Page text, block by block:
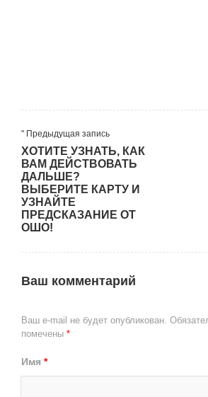
" Предыдущая запись
ХОТИТЕ УЗНАТЬ, КАК
ВАМ ДЕЙСТВОВАТЬ
ДАЛЬШЕ?
ВЫБЕРИТЕ КАРТУ И
УЗНАЙТЕ
ПРЕДСКАЗАНИЕ ОТ
ОШО!
Ваш комментарий
Ваш e-mail не будет опубликован.
помечены *
Имя *